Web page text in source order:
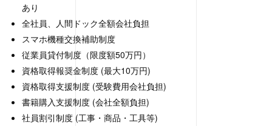
あり
全社員、人間ドック全額会社負担
スマホ機種交換補助制度
従業員貸付制度（限度額50万円）
資格取得報奨金制度 (最大10万円)
資格取得支援制度 (受験費用会社負担)
書籍購入支援制度 (会社全額負担)
社員割引制度 (工事・商品・工具等)